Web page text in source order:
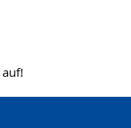
auf!